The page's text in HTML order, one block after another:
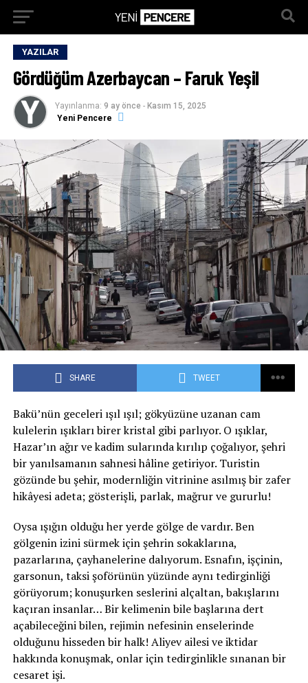
YAZILAR
Gördüğüm Azerbaycan – Faruk Yeşil
Yayınlanma: 9 ay önce - Kasım 15, 2025
Yeni Pencere
SHARE TWEET
Bakü’nün geceleri ışıl ışıl; gökyüzüne uzanan cam
kulelerin ışıkları birer kristal gibi parlıyor. O ışıklar,
Hazar’ın ağır ve kadim sularında kırılıp çoğalıyor, şehri
bir yanılsamanın sahnesi hâline getiriyor. Turistin
gözünde bu şehir, modernliğin vitrinine asılmış bir zafer
hikâyesi adeta; gösterişli, parlak, mağrur ve gururlu!
Oysa ışığın olduğu her yerde gölge de vardır. Ben
gölgenin izini sürmek için şehrin sokaklarına,
pazarlarına, çayhanelerine dalıyorum. Esnafın, işçinin,
garsonun, taksi şoförünün yüzünde aynı tedirginliği
görüyorum; konuşurken seslerini alçaltan, bakışlarını
kaçıran insanlar… Bir kelimenin bile başlarına dert
açabileceğini bilen, rejimin nefesinin enselerinde
olduğunu hisseden bir halk! Aliyev ailesi ve iktidar
hakkında konuşmak, onlar için tedirginlikle sınanan bir
cesaret işi.